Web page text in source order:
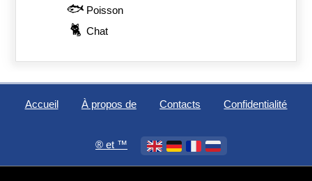
🐟 Poisson
🐈 Chat
Accueil À propos de Contacts Confidentialité
®️ et ™